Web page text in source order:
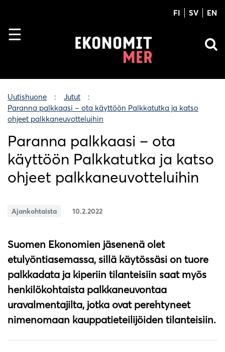
FI SV EN
Uutishuone
Jutut
Paranna palkkaasi – ota käyttöön Palkkatutka ja katso
ohjeet palkkaneuvotteluihin
Paranna palkkaasi – ota
käyttöön Palkkatutka ja katso
ohjeet palkkaneuvotteluihin
Ajankohtaista 10.2.2022
Suomen Ekonomien jäsenenä olet
etulyöntiasemassa, sillä käytössäsi on tuore
palkkadata ja kiperiin tilanteisiin saat myös
henkilökohtaista palkkaneuvontaa
uravalmentajilta, jotka ovat perehtyneet
nimenomaan kauppatieteilijöiden tilanteisiin.